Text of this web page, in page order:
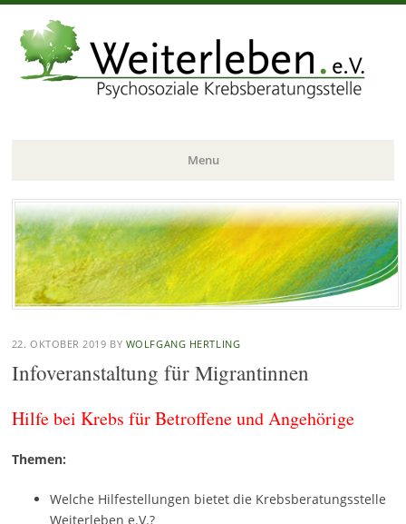
Menu
Skip
to
content
22. OKTOBER 2019 BY WOLFGANG HERTLING
Infoveranstaltung für Migrantinnen
Hilfe bei Krebs für Betroffene und Angehörige
Themen:
Welche Hilfestellungen bietet die Krebsberatungsstelle
Weiterleben e.V.?